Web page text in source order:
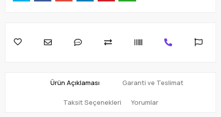
Ürün Açıklaması Garanti ve Teslimat
Taksit Seçenekleri Yorumlar